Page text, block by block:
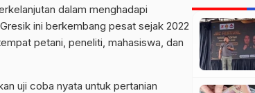
dalam menghadapi
ini berkembang pesat sejak 2022
petani, peneliti, mahasiswa, dan
uji coba nyata untuk pertanian